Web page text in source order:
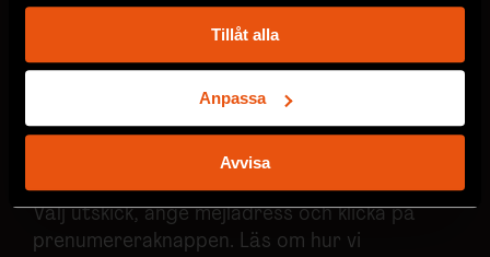
som kan ha en noggrannhet på upp till flera meter
Identifiera din enhet genom att aktivt skanna den
för specifika kännetecken (fingeravtryck)
Ta reda på mer om hur dina personliga uppgifter
helst från cookie-förklaringen.
Tillåt alla
Anpassa
Avvisa
Prenumerera på F&F:s
nyhetsbrev här!
Välj utskick, ange mejladress och klicka på
prenumereraknappen. Läs om hur vi